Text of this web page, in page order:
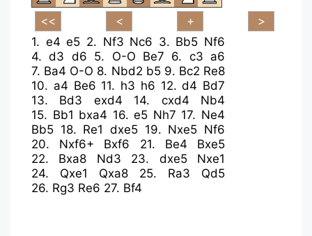
1. e4 e5 2. Nf3 Nc6 3. Bb5 Nf6
4.d3 d6 5. O-O Be7 6. c3 a6
7. Ba4 O-O 8. Nbd2 b5 9. Bc2 Re8
10. a4 Be6 11. h3 h6 12.d4 Bd7
13. Bd3 exd4 14. cxd4
Nb4
15. Bb1 bxa4 16.e5 Nh7 17. Ne4
Bb5 18. Re1 dxe5 19. Nxe5 Nf6
20. Nxf6+ Bxf6 21. Be4
Bxe5
22. Bxa8 Nd3 23. dxe5
Nxe1
24. Qxe1 Qxa8 25. Ra3
Qd5
26. Rg3 Re6 27. Bf4